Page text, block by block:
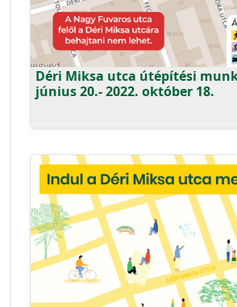
Déri Miksa utca útépítési
június 20.- 2022. október 18.